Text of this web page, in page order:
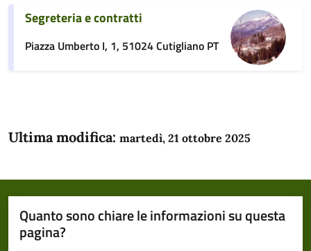
Segreteria e contratti
Piazza Umberto I, 1, 51024 Cutigliano PT
Ultima modifica: martedì, 21 ottobre 2025
Quanto sono chiare le informazioni su questa
pagina?